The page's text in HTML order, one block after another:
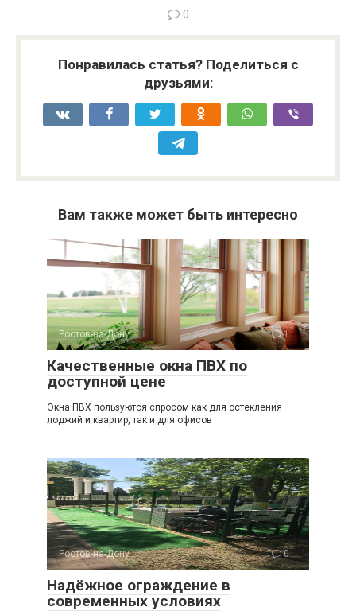
0
Понравилась статья? Поделиться с
друзьями:
Вам также может быть интересно
Ростов-на-Дону 1
Качественные окна ПВХ по
доступной цене
Окна ПВХ пользуются спросом как для остекления
лоджий и квартир, так и для офисов
Ростов-на-Дону 0
Надёжное ограждение в
современных условиях